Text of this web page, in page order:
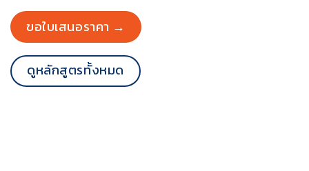
ขอใบเสนอราคา →
ดูหลักสูตรทั้งหมด